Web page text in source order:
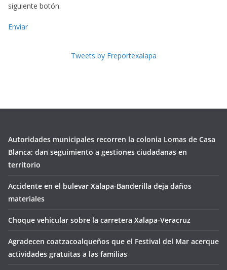
siguiente botón.
Enviar
Tweets by Freportexalapa
Autoridades municipales recorren la colonia Lomas de Casa
Blanca; dan seguimiento a gestiones ciudadanas en
territorio
Accidente en el bulevar Xalapa-Banderilla deja daños
materiales
Choque vehicular sobre la carretera Xalapa-Veracruz
Agradecen coatzacoalqueños que el Festival del Mar acerque
actividades gratuitas a las familias